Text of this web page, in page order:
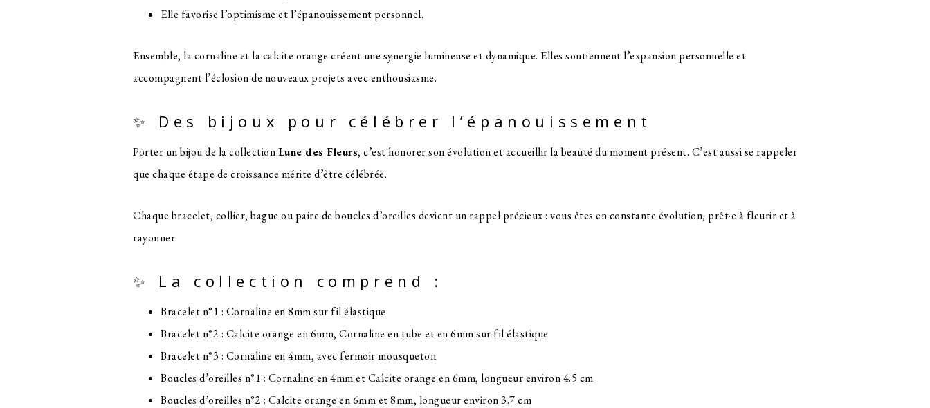
Elle favorise l’optimisme et l’épanouissement personnel.
Ensemble, la cornaline et la calcite orange créent une synergie lumineuse et dynamique. Elles soutiennent l’expansion personnelle et
accompagnent l’éclosion de nouveaux projets avec enthousiasme.
✨ Des bijoux pour célébrer l’épanouissement
Porter un bijou de la collectionLune des Fleurs, c’est honorer son évolution et accueillir la beauté du moment présent. C’est aussi se rappeler
que chaque étape de croissance mérite d’être célébrée.
Chaque bracelet, collier, bague ou paire de boucles d’oreilles devient un rappel précieux : vous êtes en constante évolution, prêt·e à fleurir et à
rayonner.
✨ La collection comprend :
Bracelet n°1 : Cornaline en 8mm sur fil élastique
Bracelet n°2 : Calcite orange en 6mm, Cornaline en tube et en 6mm sur fil élastique
Bracelet n°3 : Cornaline en 4mm, avec fermoir mousqueton
Boucles d’oreilles n°1 : Cornaline en 4mm et Calcite orange en 6mm, longueur environ 4.5 cm
Boucles d’oreilles n°2 : Calcite orange en 6mm et 8mm, longueur environ 3.7 cm